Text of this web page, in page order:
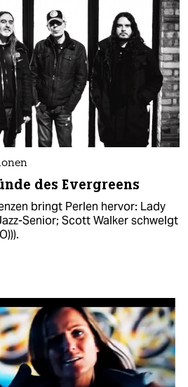
des Evergreens
bringt Perlen hervor: Lady
Senior; Scott Walker schwelgt